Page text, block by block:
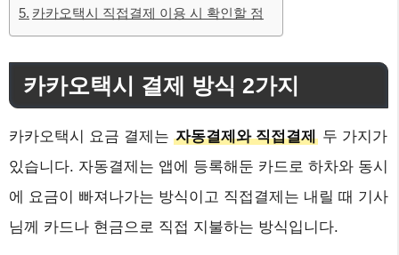
카카오택시 직접결제 이용 시 확인할 점
카카오택시 결제 방식 2가지
카카오택시 요금 결제는 자동결제와 직접결제 두 가지가
있습니다. 자동결제는 앱에 등록해둔 카드로 하차와 동시
에 요금이 빠져나가는 방식이고 직접결제는 내릴 때 기사
님께 카드나 현금으로 직접 지불하는 방식입니다.